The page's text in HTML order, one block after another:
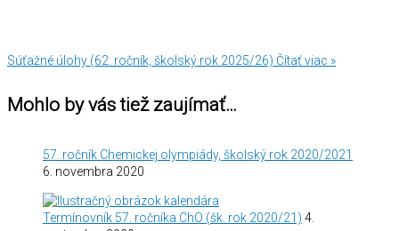
Súťažné úlohy (62. ročník, školský rok 2025/26) Čítať viac »
Mohlo by vás tiež zaujímať…
57. ročník Chemickej olympiády, školský rok 2020/2021
6. novembra 2020
Termínovník 57. ročníka ChO (šk. rok 2020/21) 4.